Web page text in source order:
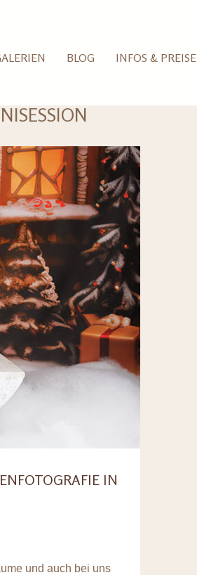
BLOG INFOS & PREISE
IN
und auch bei uns